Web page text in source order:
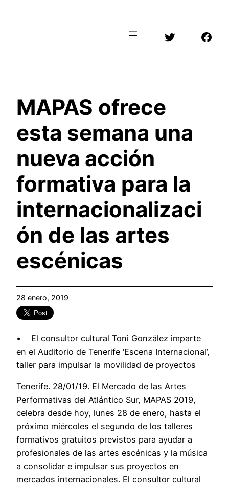
Twitter
MAPAS ofrece
esta semana una
nueva acción
formativa para la
internacionalizaci
ón de las artes
escénicas
28 enero, 2019
• El consultor cultural Toni González imparte
en el Auditorio de Tenerife ‘Escena Internacional’,
taller para impulsar la movilidad de proyectos
Tenerife. 28/01/19. El Mercado de las Artes
Performativas del Atlántico Sur, MAPAS 2019,
celebra desde hoy, lunes 28 de enero, hasta el
próximo miércoles el segundo de los talleres
formativos gratuitos previstos para ayudar a
profesionales de las artes escénicas y la música
a consolidar e impulsar sus proyectos en
mercados internacionales. El consultor cultural